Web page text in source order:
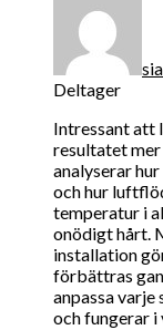
Deltager
Intressant att
resultatet
analyserar
och hur
temperatur i
onödigt hårt.
installation
förbättras
anpassa
och fungerar i